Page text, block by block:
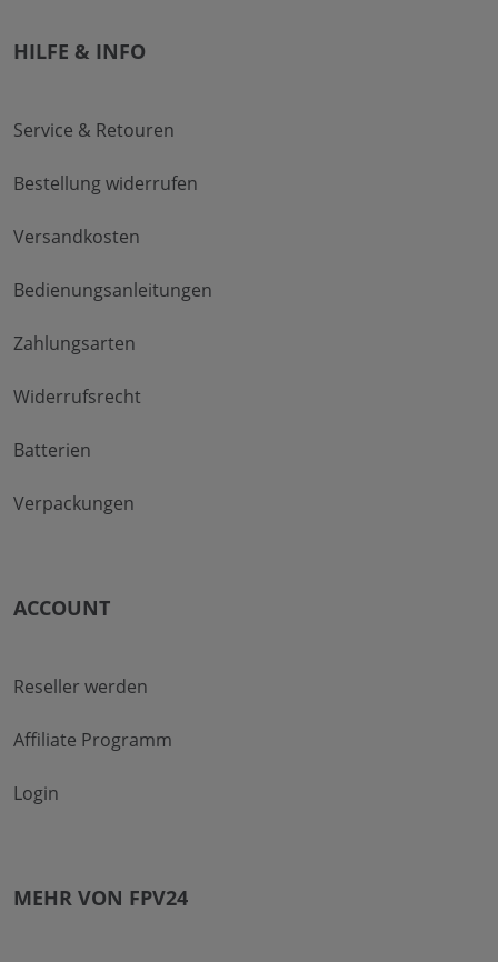
HILFE & INFO
Service & Retouren
Bestellung widerrufen
Versandkosten
Bedienungsanleitungen
Zahlungsarten
Widerrufsrecht
Batterien
Verpackungen
ACCOUNT
Reseller werden
Affiliate Programm
Login
MEHR VON FPV24